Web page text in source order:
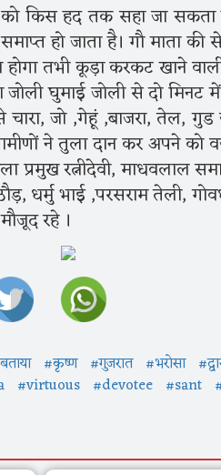
को किस हद तक सहा जा
समाप्त हो जाता है। गौ
तभी कूड़ा करकट खाने
जोली घुमाई जोली से दो मिनट
जो ,गेहूं ,बाजरा, तेल,
ने तुला दान कर अपने को
रत्नीदेवी, माधवलाल
धर्मु भाई ,परसराम तेली,
रहे ।
#कृष्ण #गुजरात #भरोसा
#virtuous #devotee #sant